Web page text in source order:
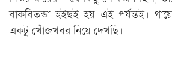
বাকবিতন্ডা হইছই হয় এই পর্যন্তই।
একটু খোঁজখবর নিয়ে দেখছি।